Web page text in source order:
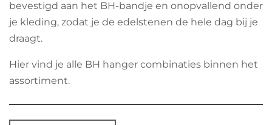
bevestigd aan het BH-bandje en onopvallend onder
je kleding, zodat je de edelstenen de hele dag bij je
draagt.
Hier vind je alle BH hanger combinaties binnen het
assortiment.